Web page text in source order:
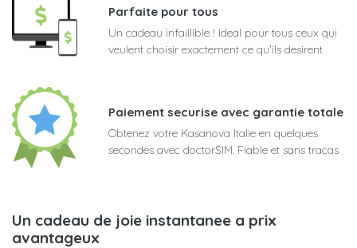
Parfaite pour tous
Un cadeau infaillible ! Ideal pour tous ceux qui
veulent choisir exactement ce qu'ils desirent
Paiement securise avec garantie totale
Obtenez votre Kasanova Italie en quelques
secondes avec doctorSIM. Fiable et sans tracas
Un cadeau de joie instantanee a prix
avantageux